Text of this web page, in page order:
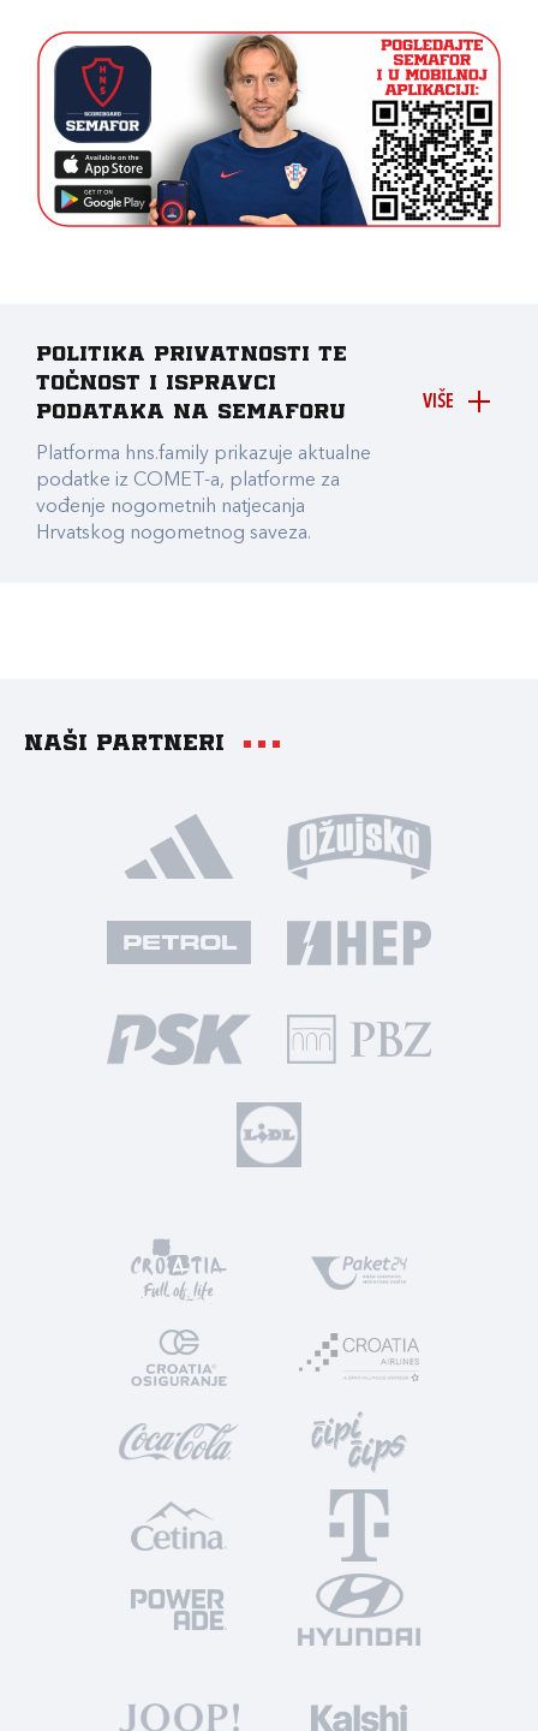
VIŠE
Politika privatnosti te
točnost i ispravci
podataka na Semaforu
Platforma hns.family prikazuje aktualne
podatke iz COMET-a, platforme za
vođenje nogometnih natjecanja
Hrvatskog nogometnog saveza.
Naši partneri